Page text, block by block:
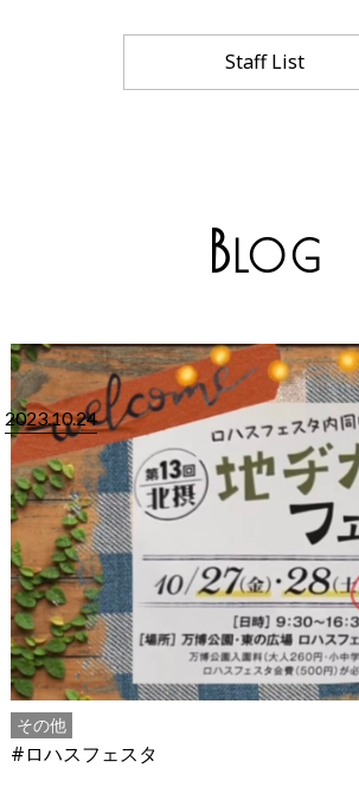
Staff List
BLOG
2023.10.24
その他
#ロハスフェスタ